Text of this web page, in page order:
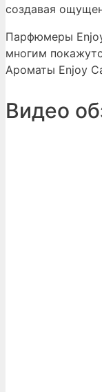
создавая
Парфюмеры
многим
Ароматы Enjoy
Видео